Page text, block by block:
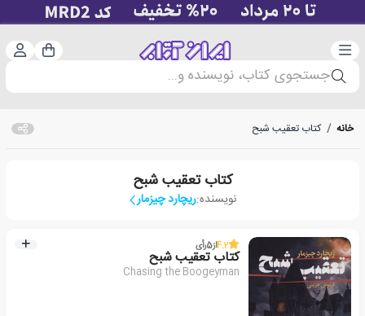
دسته‌بندی سبد
جستجوی کتاب، نویسنده و...
خانه / کتاب تعقیب شبح
کتاب تعقیب شبح
نویسنده:ریچارد چیزمار
4.2از5رأی
کتاب تعقیب شبح
Chasing the Boogeyman